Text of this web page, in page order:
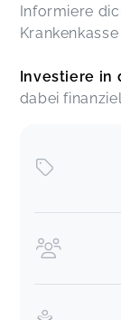
Informiere
Investiere in
dabei